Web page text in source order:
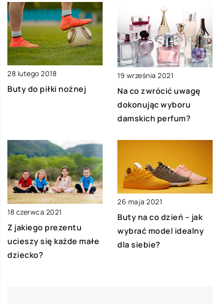
28 lutego 2018
Buty do piłki nożnej
19 września 2021
Na co zwrócić uwagę
dokonując wyboru
damskich perfum?
18 czerwca 2021
Z jakiego prezentu
ucieszy się każde małe
dziecko?
26 maja 2021
Buty na co dzień – jak
wybrać model idealny
dla siebie?